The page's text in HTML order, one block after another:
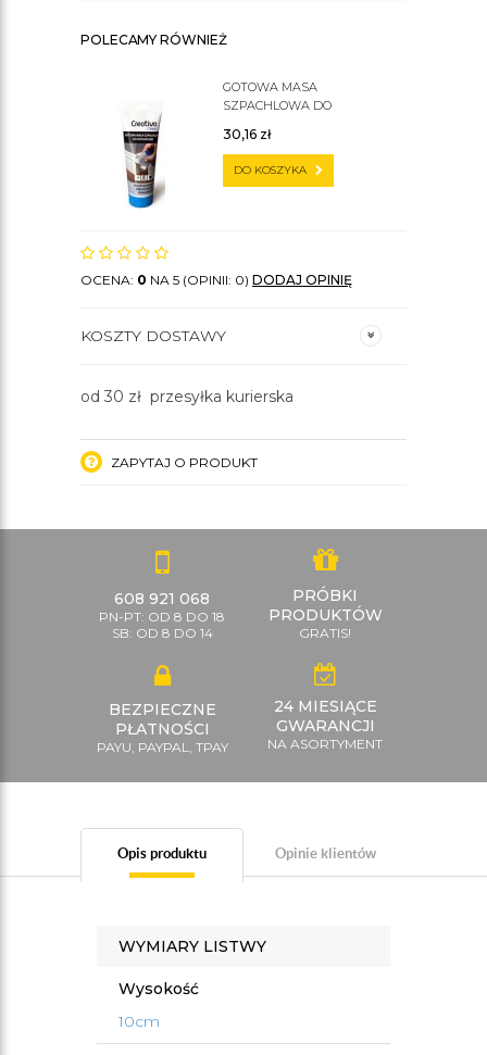
POLECAMY RÓWNIEŻ
GOTOWA MASA
SZPACHLOWA DO
30,16 zł
DO KOSZYKA
OCENA: 0 NA 5 (OPINII: 0) DODAJ OPINIĘ
KOSZTY DOSTAWY
od 30 zł przesyłka kurierska
ZAPYTAJ O PRODUKT
608 921 068
PN-PT: OD 8 DO 18
SB: OD 8 DO 14
PRÓBKI
PRODUKTÓW
GRATIS!
BEZPIECZNE
PŁATNOŚCI
PAYU, PAYPAL, TPAY
24 MIESIĄCE
GWARANCJI
NA ASORTYMENT
Opis produktu Opinie klientów
WYMIARY LISTWY
Wysokość
10cm